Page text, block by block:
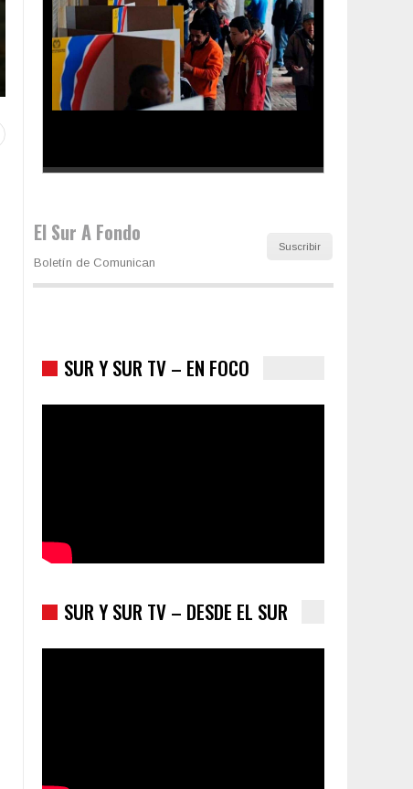
Los latinos le van dando la espalda a Trump